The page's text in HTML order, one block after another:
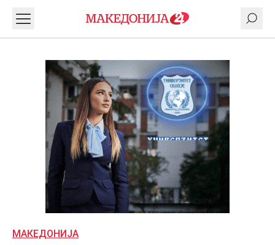
МАКЕДОНИЈА